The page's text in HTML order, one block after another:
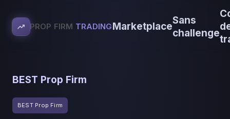
PROP FIRM TRADINGMarketplace
Sans
challenge
BEST Prop Firm
BEST Prop Firm